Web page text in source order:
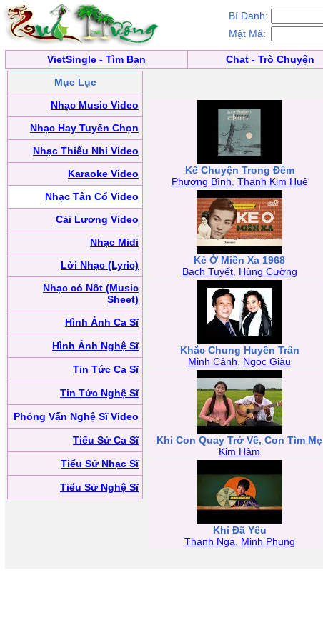
Bí Danh:
Mật Mã:
VietSingle - Tìm Bạn Chat - Trò Chuyện
Mục Lục
Nhạc Music Video
Nhạc Hay Tuyển Chọn
Nhạc Thiếu Nhi Video
Karaoke Video
Nhạc Tân Cổ Video
Cải Lương Video
Nhạc Midi
Lời Nhạc (Lyric)
Nhạc có Nốt (Music
Sheet)
Hình Ảnh Ca Sĩ
Hình Ảnh Nghệ Sĩ
Tin Tức Ca Sĩ
Tin Tức Nghệ Sĩ
Phỏng Vấn Nghệ Sĩ Video
Tiểu Sử Ca Sĩ
Tiểu Sử Nhạc Sĩ
Tiểu Sử Nghệ Sĩ
Kể Chuyện Trong Đêm
Phương Bình Thanh Kim Huệ
Kẻ Ở Miền Xa 1968
Bạch Tuyết, Hùng Cường
Khắc Chung Huyền Trân
Minh Cảnh
Ngọc Giàu
Khi Con Quay Trở Về, Con Tìm Mẹ
Kim Hâm
Khi Đã Yêu
Thanh Nga
Minh Phụng